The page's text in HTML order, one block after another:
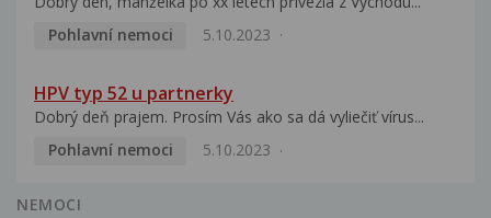
Pohlavní nemoci
5.10.2023
HPV typ 52 u partnerky
Dobrý deň prajem. Prosím Vás ako sa dá vyliečiť vírus...
Pohlavní nemoci
5.10.2023
NEMOCI